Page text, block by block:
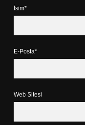
İsim*
E-Posta*
Web Sitesi